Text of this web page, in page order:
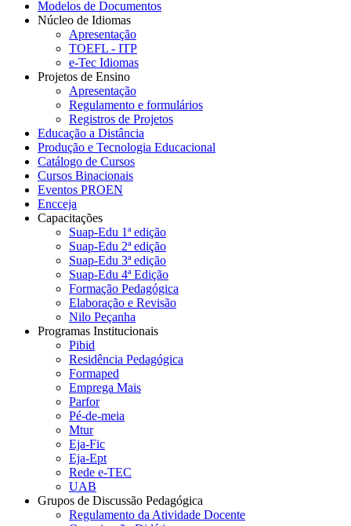
Modelos de Documentos
Núcleo de Idiomas
Apresentação
TOEFL - ITP
e-Tec Idiomas
Projetos de Ensino
Apresentação
Regulamento e formulários
Registros de Projetos
Educação a Distância
Produção e Tecnologia Educacional
Catálogo de Cursos
Cursos Binacionais
Eventos PROEN
Encceja
Capacitações
Suap-Edu 1ª edição
Suap-Edu 2ª edição
Suap-Edu 3ª edição
Suap-Edu 4ª Edição
Formação Pedagógica
Elaboração e Revisão
Nilo Peçanha
Programas Institucionais
Pibid
Residência Pedagógica
Formaped
Emprega Mais
Parfor
Pé-de-meia
Mtur
Eja-Fic
Eja-Ept
Rede e-TEC
UAB
Grupos de Discussão Pedagógica
Regulamento da Atividade Docente